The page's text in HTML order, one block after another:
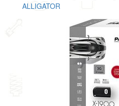
ALLIGATOR